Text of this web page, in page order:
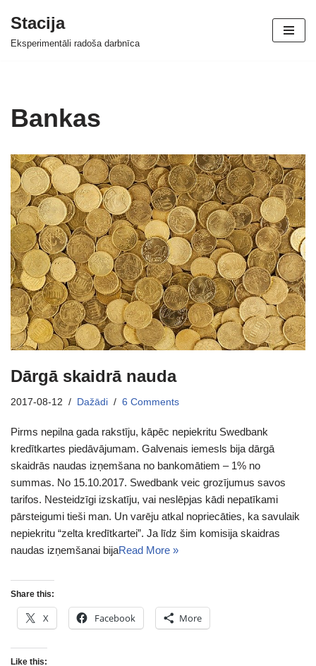
Skip
Stacija
Eksperimentāli radoša darbnīca
Bankas
Dārgā skaidrā nauda
2017-08-12 Dažādi 6 Comments
Pirms nepilna gada rakstīju, kāpēc nepiekritu Swedbank
kredītkartes piedāvājumam. Galvenais iemesls bija dārgā
skaidrās naudas izņemšana no bankomātiem – 1% no
summas. No 15.10.2017. Swedbank veic grozījumus savos
tarifos. Nesteidzīgi izskatīju, vai neslēpjas kādi nepatīkami
pārsteigumi tieši man. Un varēju atkal nopriecāties, ka savulaik
nepiekritu “zelta kredītkartei”. Ja līdz šim komisija skaidras
naudas izņemšanai bijaRead More »
Share this:
X Facebook More
Like this: